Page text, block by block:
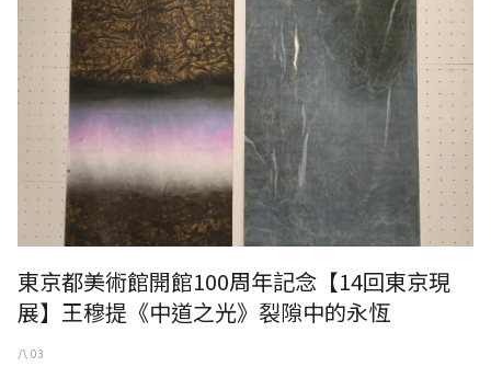
東京都美術館開館100周年記念【14回東京現
展】王穆提《中道之光》裂隙中的永恆
八 03